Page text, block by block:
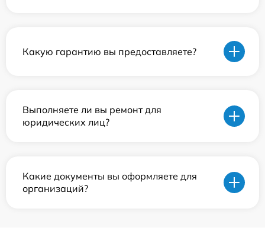
Какую гарантию вы предоставляете?
Выполняете ли вы ремонт для
юридических лиц?
Какие документы вы оформляете для
организаций?